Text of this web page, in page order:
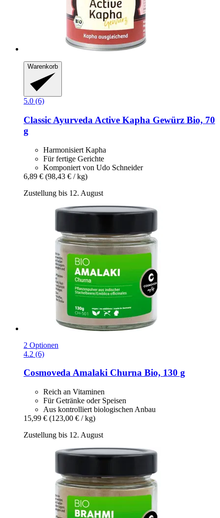
Warenkorb
5.0 (6)
Classic Ayurveda Active Kapha Gewürz Bio, 70
g
Harmonisiert Kapha
Für fertige Gerichte
Komponiert von Udo Schneider
6,89 € (98,43 € / kg)
Zustellung bis 12. August
2 Optionen
4.2 (6)
CosmovedaAmalaki Churna Bio, 130 g
Reich an Vitaminen
Für Getränke oder Speisen
Aus kontrolliert biologischen Anbau
15,99 € (123,00 € / kg)
Zustellung bis 12. August